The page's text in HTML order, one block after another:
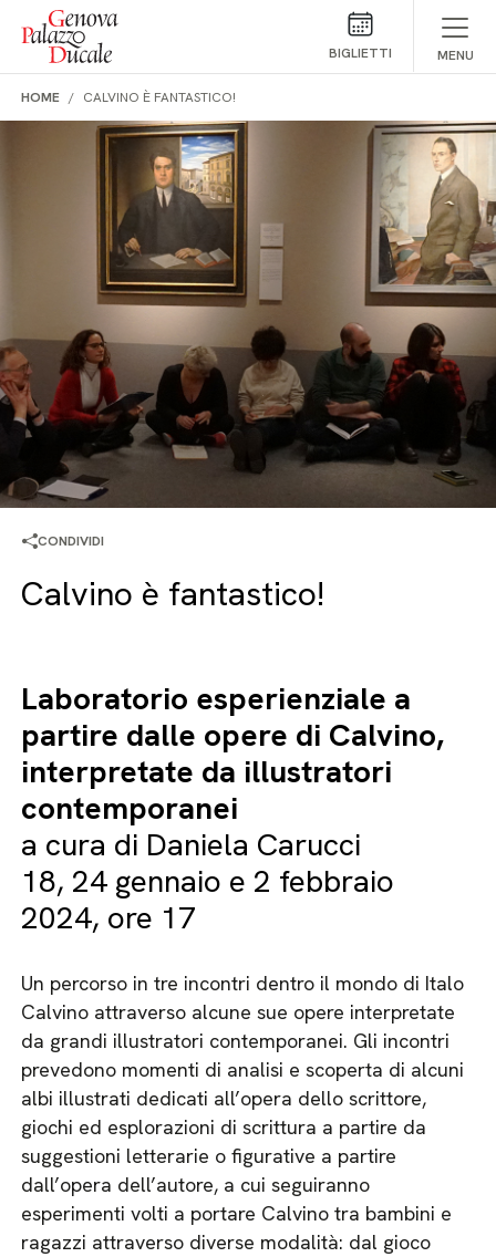
Salta al contenuto
BIGLIETTI MENU
HOME CALVINO È FANTASTICO!
CONDIVIDI
Calvino è fantastico!
Laboratorio esperienziale a
partire dalle opere di Calvino,
interpretate da illustratori
contemporanei
a cura di Daniela Carucci
18, 24 gennaio e 2 febbraio
2024, ore 17
Un percorso in tre incontri dentro il mondo di Italo
Calvino attraverso alcune sue opere interpretate
da grandi illustratori contemporanei. Gli incontri
prevedono momenti di analisi e scoperta di alcuni
albi illustrati dedicati all’opera dello scrittore,
giochi ed esplorazioni di scrittura a partire da
suggestioni letterarie o figurative a partire
dall’opera dell’autore, a cui seguiranno
esperimenti volti a portare Calvino tra bambini e
ragazzi attraverso diverse modalità: dal gioco